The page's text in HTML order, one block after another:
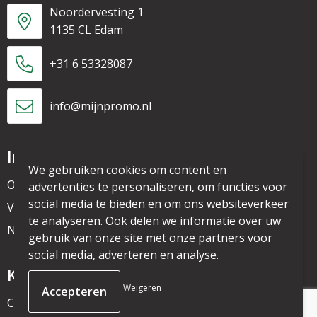
Noordervesting 1
1135 CL Edam
+31 6 53328087
info@mijnpromo.nl
Informatie
Over ons
Veelgestelde vragen
Nieuwsbrief
Klantenservice
Contact
We gebruiken cookies om content en
advertenties te personaliseren, om functies voor
social media te bieden en om ons websiteverkeer
te analyseren. Ook delen we informatie over uw
gebruik van onze site met onze partners voor
social media, adverteren en analyse.
Weigeren